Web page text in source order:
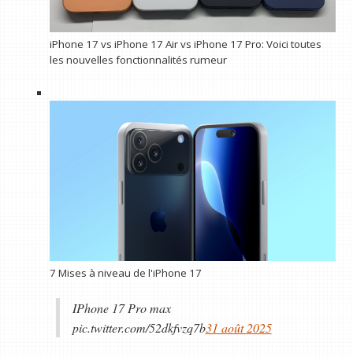
iPhone 17 vs iPhone 17 Air vs iPhone 17 Pro: Voici toutes
les nouvelles fonctionnalités rumeur
7 Mises à niveau de l'iPhone 17
IPhone 17 Pro max
pic.twitter.com/52dkfvzq7b31 août 2025